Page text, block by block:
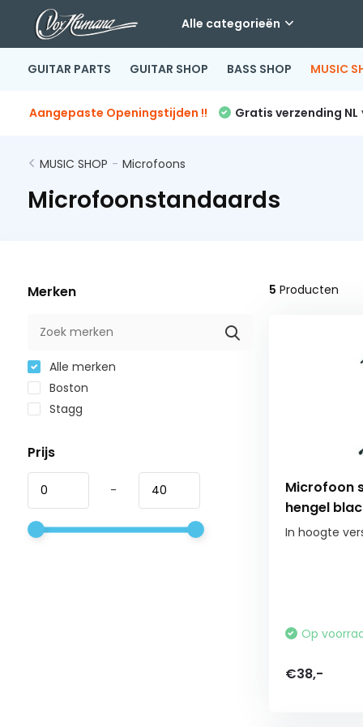
Alle categorieën
GUITAR PARTS GUITAR SHOP BASS SHOP MUSIC
Aangepaste Openingstijden !! Gratis verzending NL
MUSIC SHOP - Microfoons
Microfoonstandaards
Merken
Alle merken
Boston
Stagg
Prijs
-
5 Producten
Microfoon
hengel
In hoogte
Op
€38,-